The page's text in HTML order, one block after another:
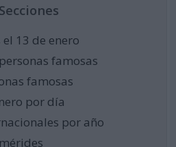
Secciones
13 de enero
famosas
famosas
por día
por año